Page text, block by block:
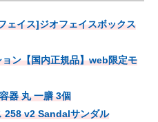
ェイス]ジオフェイスボックス
ン【国内正規品】web限定モ
器 丸 一膳 3個
258 v2 Sandalサンダル